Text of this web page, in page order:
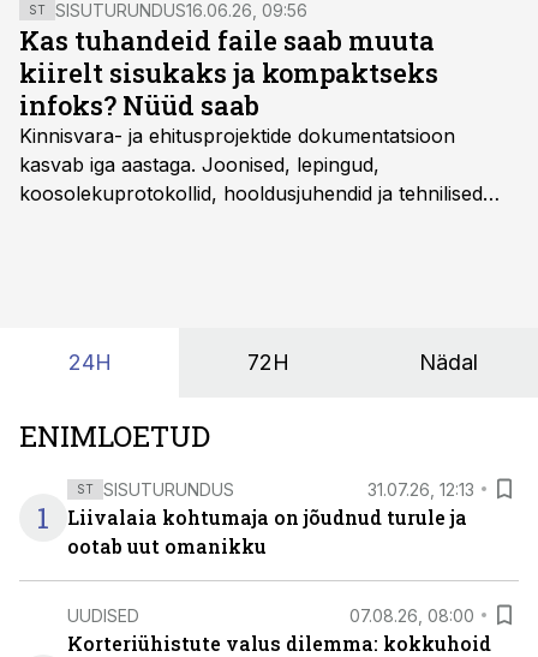
ST SISUTURUNDUS16.06.26, 09:56
Kas tuhandeid faile saab muuta
kiirelt sisukaks ja kompaktseks
infoks? Nüüd saab
Kinnisvara- ja ehitusprojektide dokumentatsioon
kasvab iga aastaga. Joonised, lepingud,
koosolekuprotokollid, hooldusjuhendid ja tehnilised
24H 72H Nädal
ENIMLOETUD
1
ST SISUTURUNDUS 31.07.26, 12:13
Liivalaia kohtumaja on jõudnud turule ja
ootab uut omanikku
UUDISED 07.08.26, 08:00
Korteriühistute valus dilemma: kokkuhoid